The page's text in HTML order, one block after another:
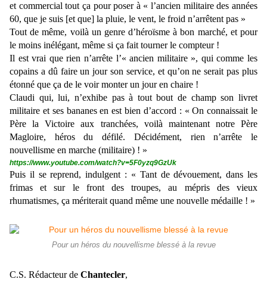
et commercial tout ça pour poser à « l’ancien militaire des années
60, que je suis [et que] la pluie, le vent, le froid n’arrêtent pas »
Tout de même, voilà un genre d’héroïsme à bon marché, et pour
le moins inélégant, même si ça fait tourner le compteur !
Il est vrai que rien n’arrête l’« ancien militaire », qui comme les
copains a dû faire un jour son service, et qu’on ne serait pas plus
étonné que ça de le voir monter un jour en chaire !
Claudi qui, lui, n’exhibe pas à tout bout de champ son livret
militaire et ses bananes en est bien d’accord : « On connaissait le
Père la Victoire aux tranchées, voilà maintenant notre Père
Magloire, héros du défilé. Décidément, rien n’arrête le
nouvellisme en marche (militaire) ! »
https://www.youtube.com/watch?v=5F0yzq9GzUk
Puis il se reprend, indulgent : « Tant de dévouement, dans les
frimas et sur le front des troupes, au mépris des vieux
rhumatismes, ça mériterait quand même une nouvelle médaille ! »
Pour un héros du nouvellisme blessé à la revue
C.S. Rédacteur de Chantecler,